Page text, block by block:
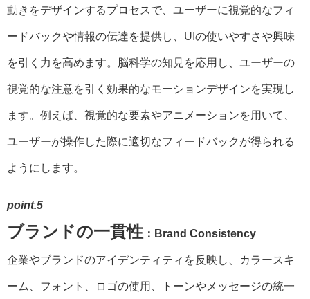
動きをデザインするプロセスで、ユーザーに視覚的なフィ
ードバックや情報の伝達を提供し、UIの使いやすさや興味
を引く力を高めます。脳科学の知見を応用し、ユーザーの
視覚的な注意を引く効果的なモーションデザインを実現し
ます。例えば、視覚的な要素やアニメーションを用いて、
ユーザーが操作した際に適切なフィードバックが得られる
ようにします。
point.5
ブランドの一貫性 ：Brand Consistency
企業やブランドのアイデンティティを反映し、カラースキ
ーム、フォント、ロゴの使用、トーンやメッセージの統一